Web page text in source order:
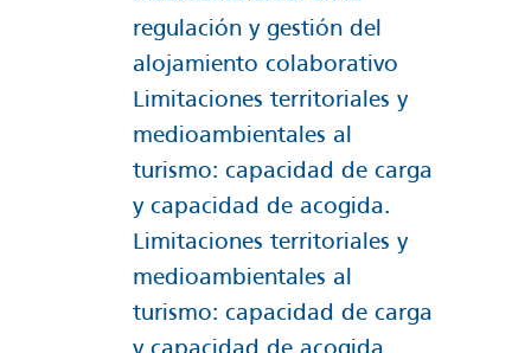
regulación y gestión del
alojamiento colaborativo
Limitaciones territoriales y
medioambientales al
turismo: capacidad de carga
y capacidad de acogida.
Limitaciones territoriales y
medioambientales al
turismo: capacidad de carga